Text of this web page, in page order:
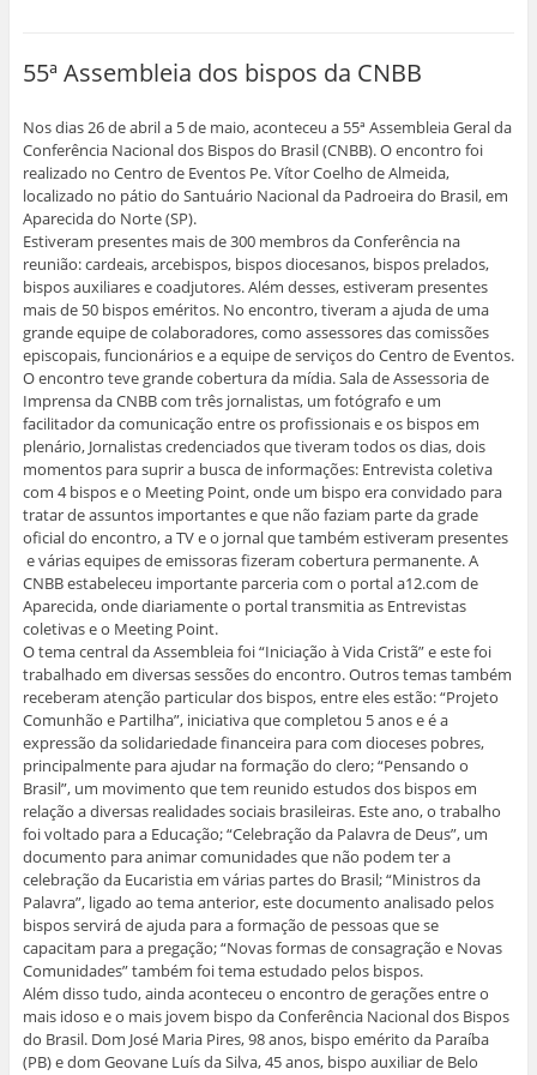
m
i
m
i
(
a
b
r
e
e
m
n
o
v
a
j
a
n
e
l
a
)
e
n
a
r
p
o
r
e
-
m
a
i
l
a
u
m
a
m
i
g
o
(
a
b
e
e
m
n
o
v
a
j
a
n
e
l
a
)
c
o
a
r
t
l
h
a
r
n
o
F
a
c
e
b
o
o
k
(
a
b
r
e
m
n
o
v
a
j
a
n
e
l
a
)
c
o
a
r
t
l
h
a
n
o
W
h
a
t
s
A
p
p
(
a
b
r
e
e
m
n
o
v
a
j
a
n
e
l
a
c
o
a
r
t
i
l
h
a
n
o
L
i
n
k
e
d
I
n
(
a
b
r
e
e
m
n
o
v
a
j
a
n
e
l
a
c
o
a
r
t
i
l
h
a
n
o
T
w
i
t
t
e
r
(
a
b
r
e
m
n
o
v
a
j
a
n
e
a
)
55ª Assembleia dos bispos da CNBB
Nos dias 26 de abril a 5 de maio, aconteceu a 55ª Assembleia Geral da
Conferência Nacional dos Bispos do Brasil (CNBB). O encontro foi
realizado no Centro de Eventos Pe. Vítor Coelho de Almeida,
localizado no pátio do Santuário Nacional da Padroeira do Brasil, em
Aparecida do Norte (SP).
Estiveram presentes mais de 300 membros da Conferência na
reunião: cardeais, arcebispos, bispos diocesanos, bispos prelados,
bispos auxiliares e coadjutores. Além desses, estiveram presentes
mais de 50 bispos eméritos. No encontro, tiveram a ajuda de uma
grande equipe de colaboradores, como assessores das comissões
episcopais, funcionários e a equipe de serviços do Centro de Eventos.
O encontro teve grande cobertura da mídia. Sala de Assessoria de
Imprensa da CNBB com três jornalistas, um fotógrafo e um
facilitador da comunicação entre os profissionais e os bispos em
plenário, Jornalistas credenciados que tiveram todos os dias, dois
momentos para suprir a busca de informações: Entrevista coletiva
com 4 bispos e o Meeting Point, onde um bispo era convidado para
tratar de assuntos importantes e que não faziam parte da grade
oficial do encontro, a TV e o jornal que também estiveram presentes
e várias equipes de emissoras fizeram cobertura permanente. A
CNBB estabeleceu importante parceria com o portal a12.com de
Aparecida, onde diariamente o portal transmitia as Entrevistas
coletivas e o Meeting Point.
O tema central da Assembleia foi “Iniciação à Vida Cristã” e este foi
trabalhado em diversas sessões do encontro. Outros temas também
receberam atenção particular dos bispos, entre eles estão: “Projeto
Comunhão e Partilha”, iniciativa que completou 5 anos e é a
expressão da solidariedade financeira para com dioceses pobres,
principalmente para ajudar na formação do clero; “Pensando o
Brasil”, um movimento que tem reunido estudos dos bispos em
relação a diversas realidades sociais brasileiras. Este ano, o trabalho
foi voltado para a Educação; “Celebração da Palavra de Deus”, um
documento para animar comunidades que não podem ter a
celebração da Eucaristia em várias partes do Brasil; “Ministros da
Palavra”, ligado ao tema anterior, este documento analisado pelos
bispos servirá de ajuda para a formação de pessoas que se
capacitam para a pregação; “Novas formas de consagração e Novas
Comunidades” também foi tema estudado pelos bispos.
Além disso tudo, ainda aconteceu o encontro de gerações entre o
mais idoso e o mais jovem bispo da Conferência Nacional dos Bispos
do Brasil. Dom José Maria Pires, 98 anos, bispo emérito da Paraíba
(PB) e dom Geovane Luís da Silva, 45 anos, bispo auxiliar de Belo